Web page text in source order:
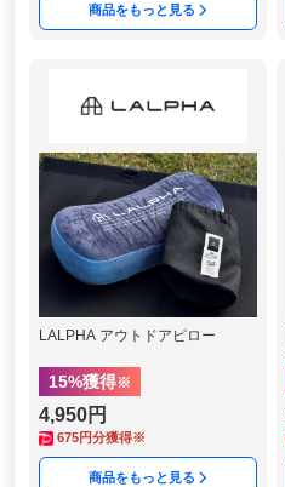
商品をもっと見る
LALPHA アウトドアピロー
15%獲得※
4,950円
675円分獲得※
商品をもっと見る